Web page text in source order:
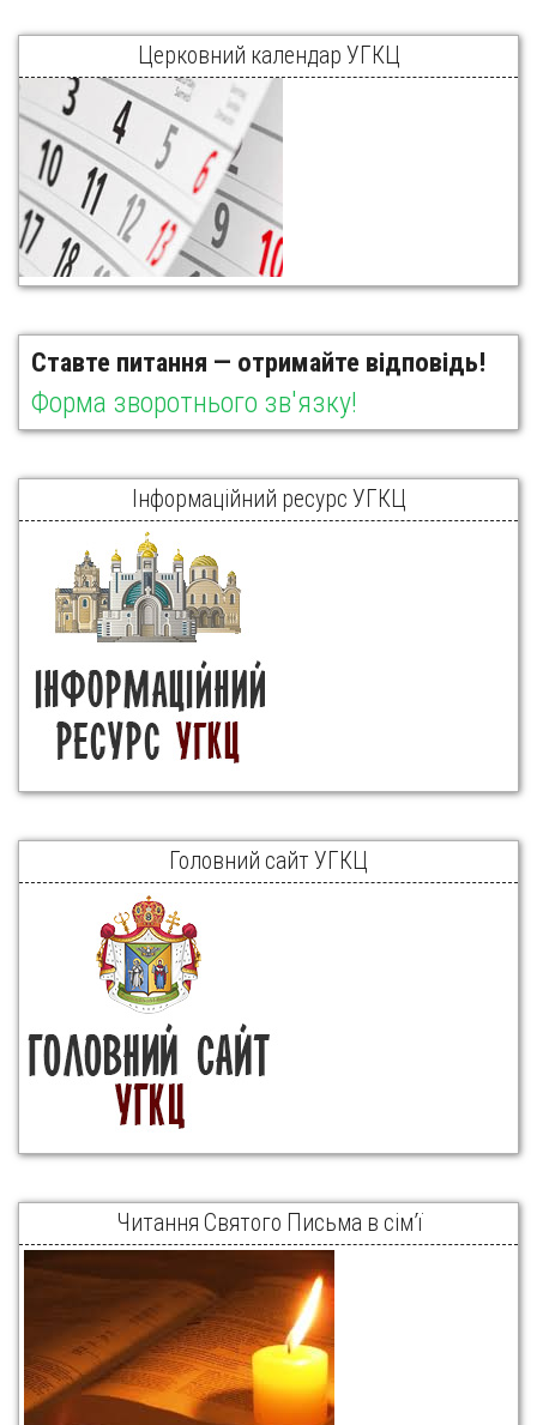
Церковний календар УГКЦ
Ставте питання — отримайте відповідь!
Форма зворотнього зв'язку!
Інформаційний ресурс УГКЦ
Головний сайт УГКЦ
Читання Святого Письма в сім’ї